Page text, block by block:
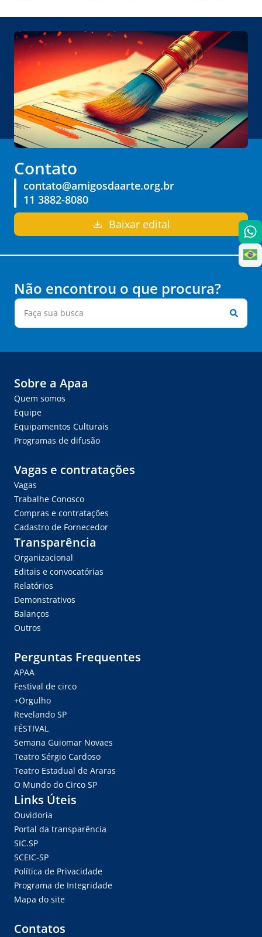
Contato
contato@amigosdaarte.org.br
11 3882-8080
Baixar edital
Não encontrou o que procura?
Sobre a Apaa
Quem somos
Equipe
Equipamentos Culturais
Programas de difusão
Vagas e contratações
Vagas
Trabalhe Conosco
Compras e contratações
Cadastro de Fornecedor
Transparência
Organizacional
Editais e convocatórias
Relatórios
Demonstrativos
Balanços
Outros
Perguntas Frequentes
APAA
Festival de circo
+Orgulho
Revelando SP
FÉSTIVAL
Semana Guiomar Novaes
Teatro Sérgio Cardoso
Teatro Estadual de Araras
O Mundo do Circo SP
Links Úteis
Ouvidoria
Portal da transparência
SIC.SP
SCEIC-SP
Política de Privacidade
Programa de Integridade
Mapa do site
Contatos